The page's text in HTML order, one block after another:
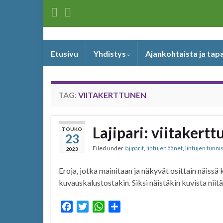
Etusivu Yhdistys Ajankohtaista ja
TAG: VIITAKERTTUNEN
TOUKO
23
2023
Lajipari:
Filed underlajiparit, lintujen äänet, lintujen
Eroja, jotka mainitaan ja näkyvät osittain
kuvauskalustostakin. Siksi näistäkin kuvista
W